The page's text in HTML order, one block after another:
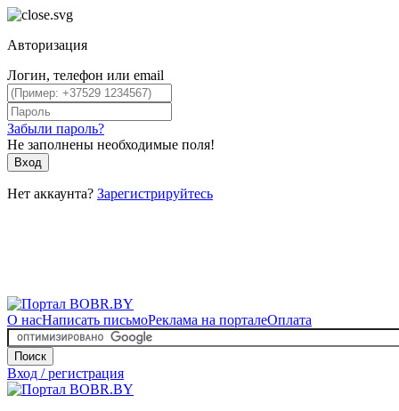
Авторизация
Логин, телефон или email
Забыли пароль?
Не заполнены необходимые поля!
Вход
Нет аккаунта? Зарегистрируйтесь
О насНаписать письмоРеклама на порталеОплата
Поиск
Вход / регистрация